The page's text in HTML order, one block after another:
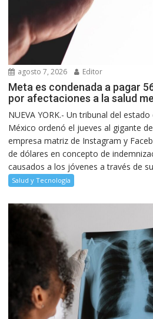
agosto 7, 2026 Editor
Meta es condenada a pagar
por afectaciones a la salud
NUEVA YORK.- Un tribunal del
México ordenó el jueves al gigante
empresa matriz de Instagram y
de dólares en concepto de
causados a los jóvenes a través de
Salud y Tecnología